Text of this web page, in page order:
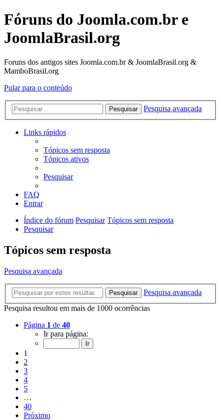
Fóruns do Joomla.com.br e
JoomlaBrasil.org
Foruns dos antigos sites Joomla.com.br & JoomlaBrasil.org &
MamboBrasil.org
Pular para o conteúdo
Pesquisar Pesquisa avançada
Links rápidos
Tópicos sem resposta
Tópicos ativos
Pesquisar
FAQ
Entrar
Índice do fórum Pesquisar Tópicos sem resposta
Pesquisar
Tópicos sem resposta
Pesquisa avançada
Pesquisar
Pesquisa avançada
Pesquisa resultou em mais de 1000 ocorrências
Página 1 de 40
Ir para página:
1
2
3
4
5
…
40
Próximo